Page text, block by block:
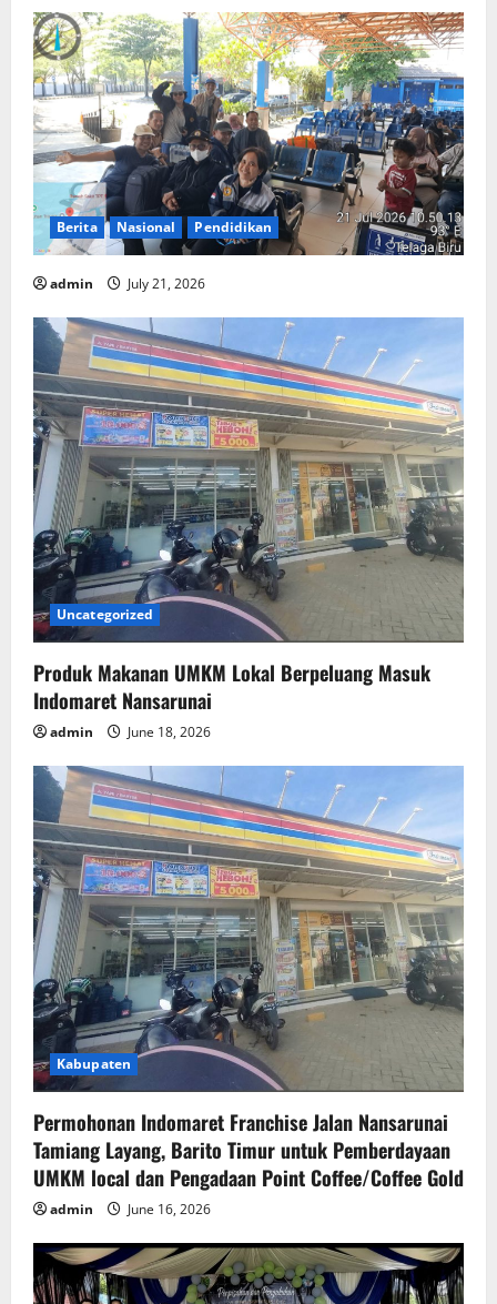
Berita Nasional Pendidikan
admin July 21, 2026
Uncategorized
Produk Makanan UMKM Lokal Berpeluang Masuk
Indomaret Nansarunai
admin June 18, 2026
Kabupaten
Permohonan Indomaret Franchise Jalan Nansarunai
Tamiang Layang, Barito Timur untuk Pemberdayaan
UMKM local dan Pengadaan Point Coffee/Coffee Gold
admin June 16, 2026